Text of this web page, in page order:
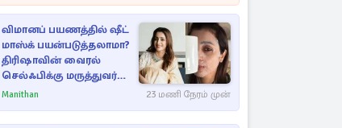
விமானப் பயணத்தில் ஷீட்
மாஸ்க் பயன்படுத்தலாமா?
திரிஷாவின் வைரல்
செல்ஃபிக்கு மருத்துவர்
விளக்கம்
Manithan 23 மணி நேரம் முன்